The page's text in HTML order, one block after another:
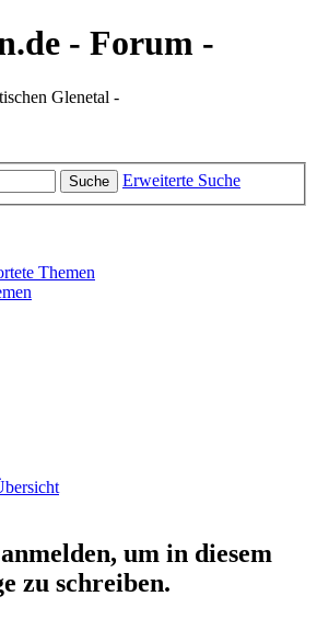
- Forum -
Glenetal -
Suche Erweiterte Suche
Themen
um in diesem
zu schreiben.